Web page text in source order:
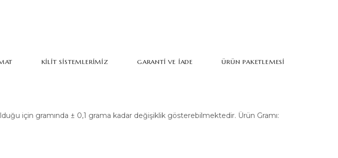
için gramında ± 0,1 grama kadar değişiklik gösterebilmektedir. Ürün Gramı:
KILIT SISTEMLERIMIZ GARANTI VE İADE ÜRÜN PAKETLEMESI